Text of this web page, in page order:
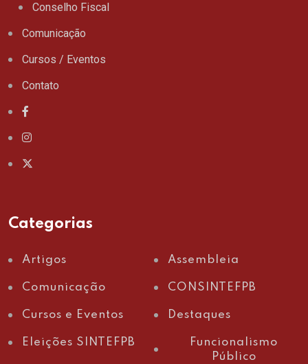
Conselho Fiscal
Comunicação
Cursos / Eventos
Contato
Categorias
Artigos Assembleia
Comunicação CONSINTEFPB
Cursos e Eventos Destaques
Eleições SINTEFPB
Funcionalismo
Público